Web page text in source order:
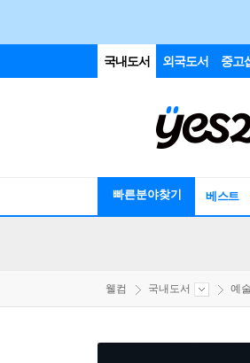
국내도서 외국도서 중고
빠른분야찾기 베스트
웰컴 국내도서 예술